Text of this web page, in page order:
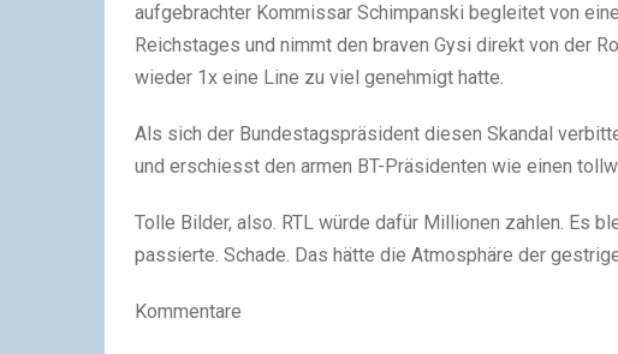
aufgebrachter Kommissar Schimpanski begleitet von
Reichstages und nimmt den braven Gysi direkt von der
wieder 1x eine Line zu viel genehmigt hatte.
Als sich der Bundestagspräsident diesen Skandal
und erschiesst den armen BT-Präsidenten wie einen
Tolle Bilder, also. RTL würde dafür Millionen zahlen. Es
passierte. Schade. Das hätte die Atmosphäre der
Kommentare